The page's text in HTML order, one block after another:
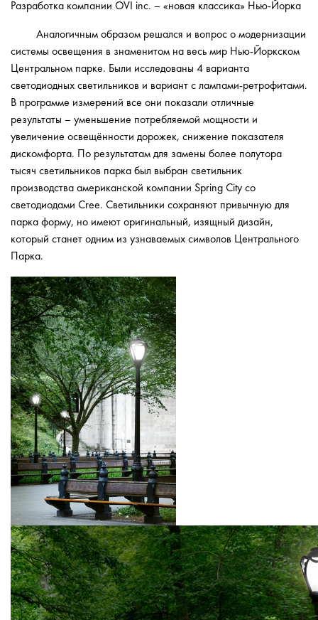
Разработка компании OVI inc. – «новая классика» Нью-Йорка
Аналогичным образом решался и вопрос о модернизации
системы освещения в знаменитом на весь мир Нью-Йоркском
Центральном парке. Были исследованы 4 варианта
светодиодных светильников и вариант с лампами-ретрофитами.
В программе измерений все они показали отличные
результаты – уменьшение потребляемой мощности и
увеличение освещённости дорожек, снижение показателя
дискомфорта. По результатам для замены более полутора
тысяч светильников парка был выбран светильник
производства американской компании Spring City со
светодиодами Cree. Светильники сохраняют привычную для
парка форму, но имеют оригинальный, изящный дизайн,
который станет одним из узнаваемых символов Центрального
Парка.